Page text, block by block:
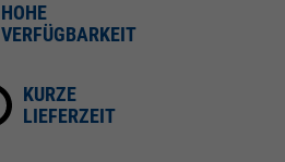
HOHE
VERFÜGBARKEIT
KURZE
LIEFERZEIT